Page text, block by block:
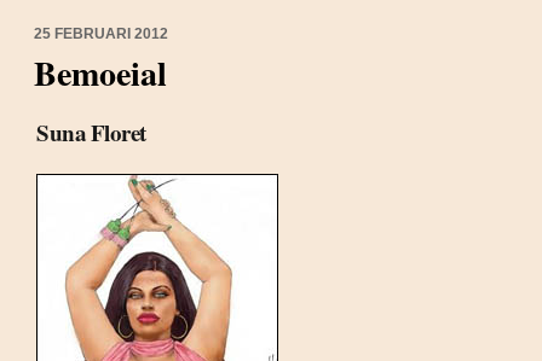
25 FEBRUARI 2012
Bemoeial
Suna Floret